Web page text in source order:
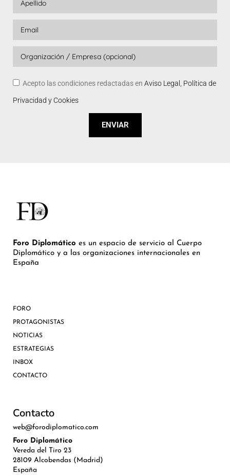
Acepto las condiciones redactadas en Aviso Legal, Política de
Privacidad y Cookies
ENVIAR
Foro Diplomático es un espacio de servicio al Cuerpo
Diplomático y a las organizaciones internacionales en
España
FORO
PROTAGONISTAS
NOTICIAS
ESTRATEGIAS
INBOX
CONTACTO
Contacto
web@forodiplomatico.com
Foro Diplomático
Vereda del Tiro 23
28109 Alcobendas (Madrid)
España